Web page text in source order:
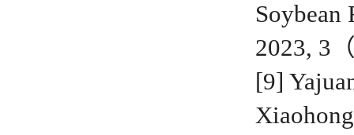
Soybean
2023, 3
[9]